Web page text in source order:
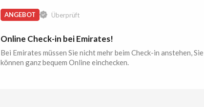
ANGEBOT Überprüft
Online Check-in bei Emirates!
Bei Emirates müssen Sie nicht mehr beim Check-in anstehen, Sie
können ganz bequem Online einchecken.